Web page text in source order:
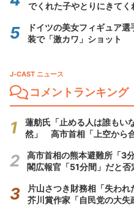
でくれた子やとりにきてく
ドイツの美女フィギュア
装で「激カワ」ショット
J-CAST ニュース
コメントランキング
蓮舫氏「止める人は誰もい
然」 高市首相「上空から
高市首相の熊本避難所「3
閣広報官「51分間」だと否
片山さつき財務相「失わ
芥川賞作家「自民党の大失